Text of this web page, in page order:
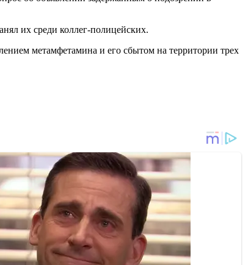
их среди коллег-полицейских.
метамфетамина и его сбытом на территории трех